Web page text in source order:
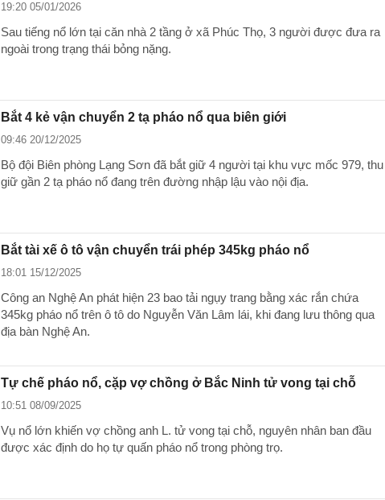
19:20 05/01/2026
Sau tiếng nổ lớn tại căn nhà 2 tầng ở xã Phúc Thọ, 3 người được đưa ra
ngoài trong trạng thái bỏng nặng.
Bắt 4 kẻ vận chuyển 2 tạ pháo nổ qua biên giới
09:46 20/12/2025
Bộ đội Biên phòng Lạng Sơn đã bắt giữ 4 người tại khu vực mốc 979, thu
giữ gần 2 tạ pháo nổ đang trên đường nhập lậu vào nội địa.
Bắt tài xế ô tô vận chuyển trái phép 345kg pháo nổ
18:01 15/12/2025
Công an Nghệ An phát hiện 23 bao tải ngụy trang bằng xác rắn chứa
345kg pháo nổ trên ô tô do Nguyễn Văn Lâm lái, khi đang lưu thông qua
địa bàn Nghệ An.
Tự chế pháo nổ, cặp vợ chồng ở Bắc Ninh tử vong tại chỗ
10:51 08/09/2025
Vụ nổ lớn khiến vợ chồng anh L. tử vong tại chỗ, nguyên nhân ban đầu
được xác định do họ tự quấn pháo nổ trong phòng trọ.